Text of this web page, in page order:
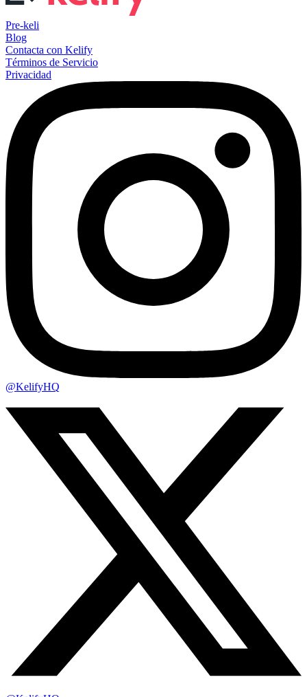
Pre-keli
Blog
Contacta con Kelify
Términos de Servicio
Privacidad
@KelifyHQ